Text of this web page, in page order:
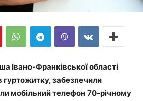
Івано-Франківської області
гуртожитку, забезпечили
мобільний телефон 70-річному